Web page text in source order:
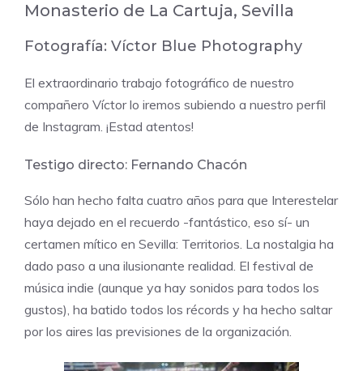
Monasterio de La Cartuja, Sevilla
Fotografía: Víctor Blue Photography
El extraordinario trabajo fotográfico de nuestro
compañero Víctor lo iremos subiendo a nuestro perfil
de Instagram. ¡Estad atentos!
Testigo directo: Fernando Chacón
Sólo han hecho falta cuatro años para que Interestelar
haya dejado en el recuerdo -fantástico, eso sí- un
certamen mítico en Sevilla: Territorios. La nostalgia ha
dado paso a una ilusionante realidad. El festival de
música indie (aunque ya hay sonidos para todos los
gustos), ha batido todos los récords y ha hecho saltar
por los aires las previsiones de la organización.